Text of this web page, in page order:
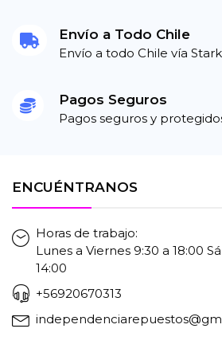
Envío a Todo Chile
Envío a todo Chile vía
Pagos Seguros
Pagos seguros y
ENCUÉNTRANOS
Horas de trabajo:
Lunes a Viernes 9:30 a 18:00
14:00
+56920670313